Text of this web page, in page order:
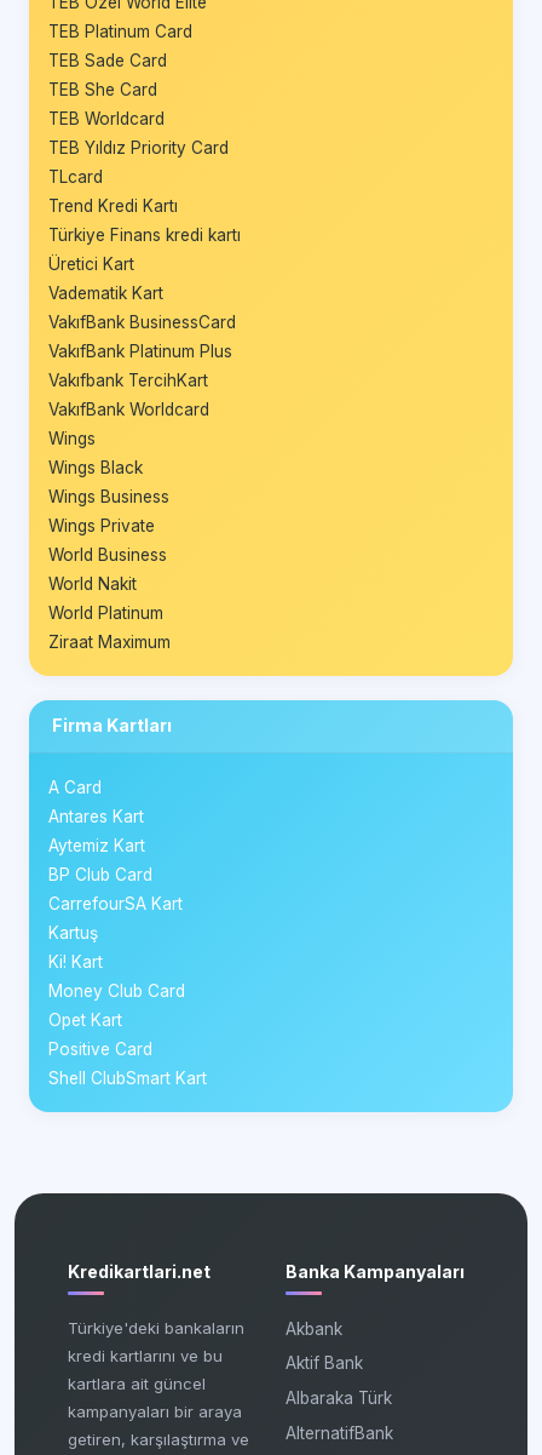
TEB Platinum Card
TEB Sade Card
TEB She Card
TEB Worldcard
TEB Yıldız Priority Card
TLcard
Trend Kredi Kartı
Türkiye Finans kredi kartı
Üretici Kart
Vadematik Kart
VakıfBank BusinessCard
VakıfBank Platinum Plus
Vakıfbank TercihKart
VakıfBank Worldcard
Wings
Wings Black
Wings Business
Wings Private
World Business
World Nakit
World Platinum
Ziraat Maximum
Firma Kartları
A Card
Antares Kart
Aytemiz Kart
BP Club Card
CarrefourSA Kart
Kartuş
Ki! Kart
Money Club Card
Opet Kart
Positive Card
Shell ClubSmart Kart
Kredikartlari.net
Türkiye'deki bankaların
kredi kartlarını ve bu
kartlara ait güncel
kampanyaları bir araya
getiren, karşılaştırma ve
Banka Kampanyaları
Akbank
Aktif Bank
Albaraka Türk
AlternatifBank